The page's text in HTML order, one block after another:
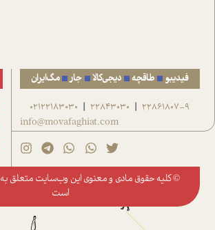
فیدیبو طاقچه دیجی‌کالا جار مگ‌ایران
22861807-9
|
22843030
|
02122183030
info@movafaghiat.com
© کلیه حقوق مادی و معنوی این وب‌سایت متعلق به
است